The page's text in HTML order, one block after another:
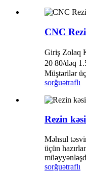
CNC
Giriş Zolaq
20 80/dəq
Müştərilər
sorğuətraflı
Rezin
Məhsul
üçün
sorğuətraflı